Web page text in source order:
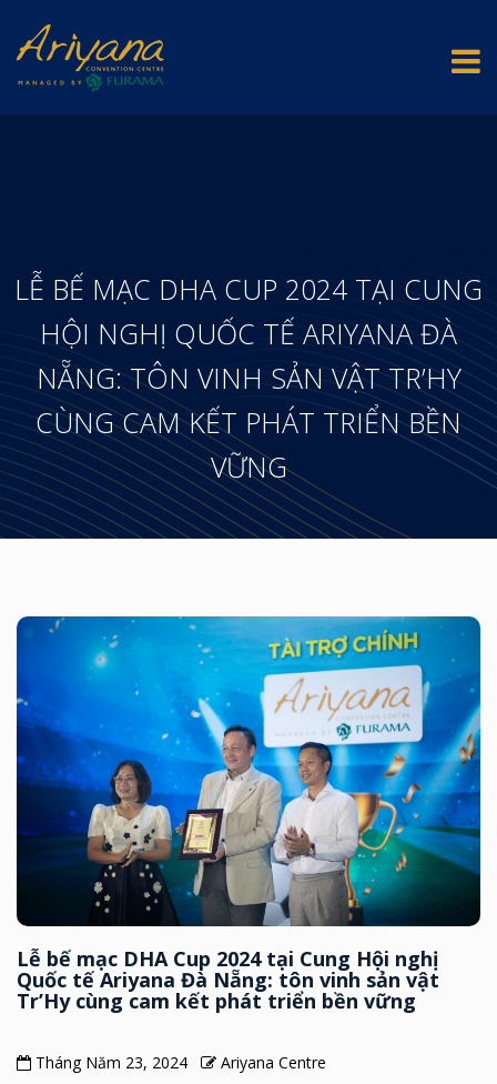
LỄ BẾ MẠC DHA CUP 2024 TẠI CUNG
HỘI NGHỊ QUỐC TẾ ARIYANA ĐÀ
NẴNG: TÔN VINH SẢN VẬT TR’HY
CÙNG CAM KẾT PHÁT TRIỂN BỀN
VỮNG
Lễ bế mạc DHA Cup 2024 tại Cung Hội nghị
Quốc tế Ariyana Đà Nẵng: tôn vinh sản vật
Tr’Hy cùng cam kết phát triển bền vững
Tháng Năm 23, 2024
Ariyana Centre